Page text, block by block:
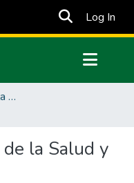
Log In
Facultad de Ciencias de la Salud y Educación
la Salud y